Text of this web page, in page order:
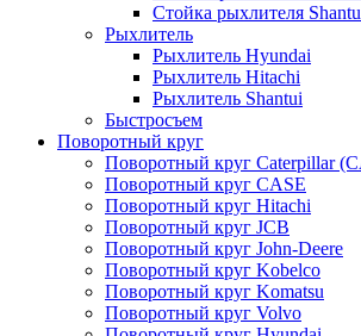
Стойка рыхлителя
Рыхлитель
Рыхлитель Hyundai
Рыхлитель Hitachi
Рыхлитель Shantui
Быстросъем
Поворотный круг
Поворотный круг Caterpillar
Поворотный круг CASE
Поворотный круг Hitachi
Поворотный круг JCB
Поворотный круг John-Deere
Поворотный круг Kobelco
Поворотный круг Komatsu
Поворотный круг Volvo